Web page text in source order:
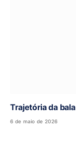
Trajetória da bala
6 de maio de 2026